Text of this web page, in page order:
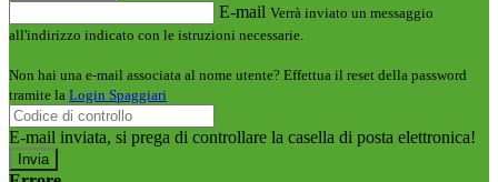
E-mail Verrà inviato un messaggio
all'indirizzo indicato con le istruzioni necessarie.
Non hai una e-mail associata al nome utente? Effettua il reset della password
tramite la Login Spaggiari
E-mail inviata, si prega di controllare la casella di posta elettronica!